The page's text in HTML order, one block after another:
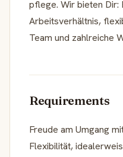
pflege. Wir bieten Dir:
Arbeitsverhältnis,
Team und zahlreiche
Requirements
Freude am Umgang
Flexibilität,